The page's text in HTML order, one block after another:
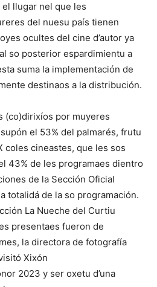
llugar nel que les
del nuesu país tienen
ocultes del cine d’autor ya
so posterior espardimientu a
suma la implementación de
destinaos a la distribución.
(co)dirixíos por muyeres
el 53% del palmarés, frutu
coles cineastes, que les sos
43% de les programaes dientro
de la Sección Oficial
totalidá de la so programación.
La Nueche del Curtiu
presentaes fueron de
la directora de fotografía
Xixón
2023 y ser oxetu d’una